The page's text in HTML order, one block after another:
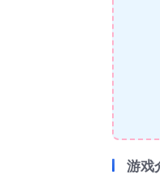
游戏